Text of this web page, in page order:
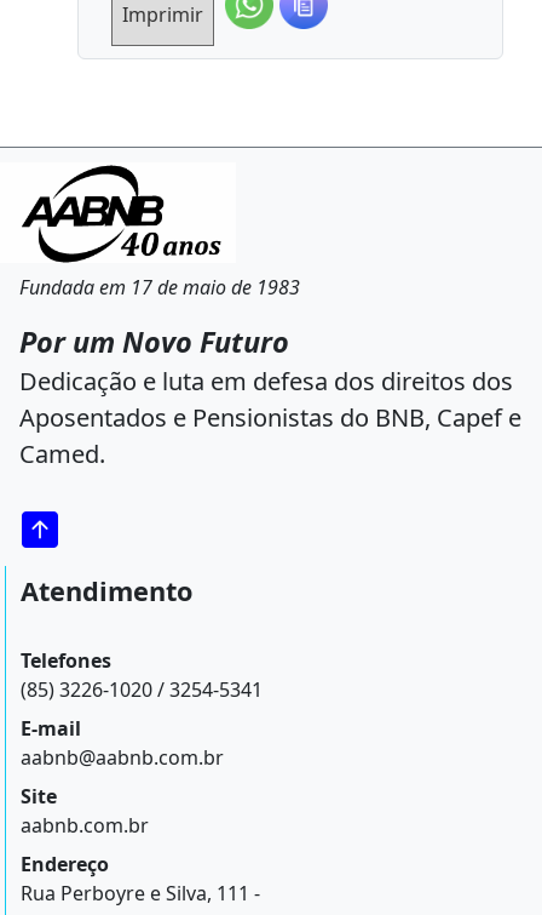
Imprimir
Fundada em 17 de maio de 1983
Por um Novo Futuro
Dedicação e luta em defesa dos direitos dos
Aposentados e Pensionistas do BNB, Capef e
Camed.
Atendimento
Telefones
(85) 3226-1020 / 3254-5341
E-mail
aabnb@aabnb.com.br
Site
aabnb.com.br
Endereço
Rua Perboyre e Silva, 111 -